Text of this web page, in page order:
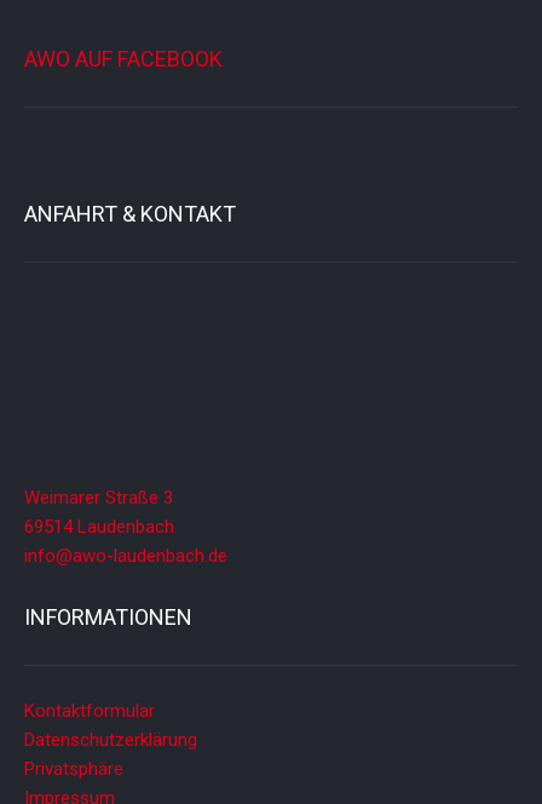
AWO AUF FACEBOOK
ANFAHRT & KONTAKT
Weimarer Straße 3
69514 Laudenbach
info@awo-laudenbach.de
INFORMATIONEN
Kontaktformular
Datenschutzerklärung
Privatsphäre
Impressum